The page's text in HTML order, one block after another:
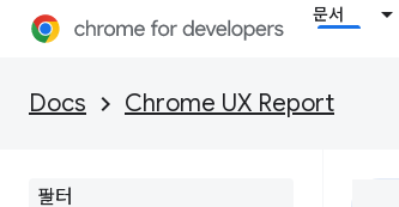
문서
Docs Chrome UX Report